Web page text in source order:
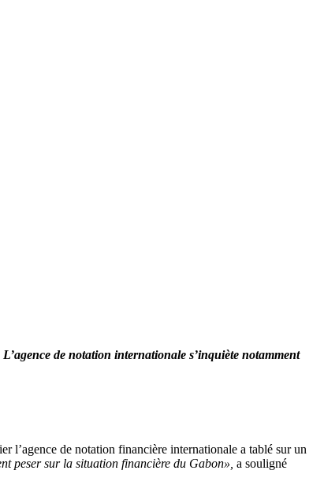
de notation internationale s’inquiète notamment
l’agence de notation financière internationale a tablé sur un
peser sur la situation financière du Gabon», a souligné